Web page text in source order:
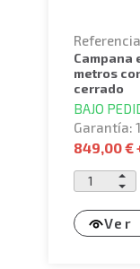
campana extractora profesional 1.5
metros
cerrado
BAJO
Garantía:
849,00 €
Ver